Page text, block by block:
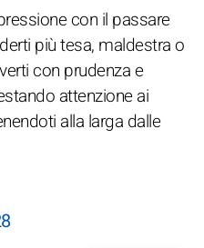
con il passare
più tesa, maldestra o
con prudenza e
attenzione ai
alla larga dalle